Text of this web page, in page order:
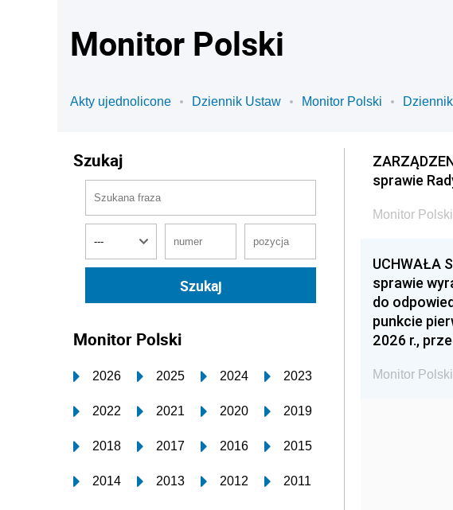
Monitor Polski
Akty ujednolicone Dziennik Ustaw Monitor Polski
Szukaj
Monitor Polski
2026 2025 2024 2023
2022 2021 2020 2019
2018 2017 2016 2015
2014 2013 2012 2011
sprawie
Monitor
UCHWAŁA
sprawie
do
punkcie
2026 r.,
Monitor